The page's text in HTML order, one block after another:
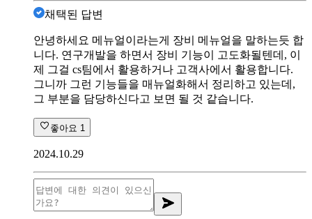
채택된 답변
안녕하세요 메뉴얼이라는게 장비 메뉴얼을 말하는듯 합
니다. 연구개발을 하면서 장비 기능이 고도화될텐데, 이
제 그걸 cs팀에서 활용하거나 고객사에서 활용합니다.
그니까 그런 기능들을 매뉴얼화해서 정리하고 있는데,
그 부분을 담당하신다고 보면 될 것 같습니다.
좋아요 1
2024.10.29